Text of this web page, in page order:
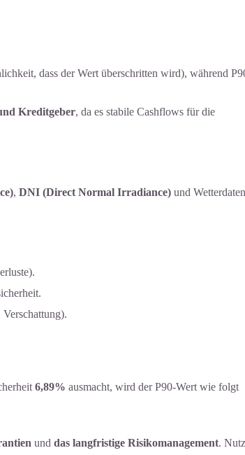
dass der Wert überschritten wird), während
Kreditgeber, da es stabile Cashflows für die
, DNI (Direct Normal Irradiance) und Wetterdaten
6,89% ausmacht, wird der P90-Wert wie folgt
und das langfristige Risikomanagement.